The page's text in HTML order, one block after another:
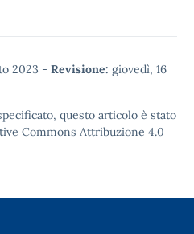
2023 - Revisione: giovedì, 16
questo articolo è stato
Commons Attribuzione 4.0